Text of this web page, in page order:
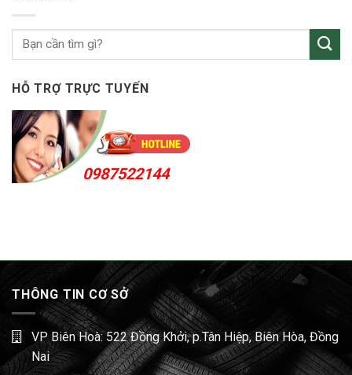
Sóng
HỖ TRỢ TRỰC TUYẾN
0987522144
THÔNG TIN CƠ SỞ
VP Biên Hoà: 522 Đồng Khởi, p.Tân Hiệp, Biên Hòa, Đồng
Nai